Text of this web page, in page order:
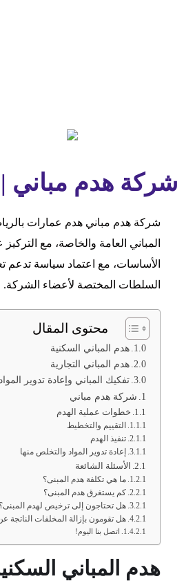
شركة هدم مباني
شركة هدم مباني هدم عمارات
المباني العامة والخاصة، مع
الأساسات، مع اعتماد سياسة تدعم
السلطات المختصة لأعضاء الشركة.
محتوى المقال
هدم المباني السكنية
هدم المباني التجارية
تفكيك المباني وإعادة تدوير
شركة هدم مباني
خطوات عملية الهدم
التقييم والتخطيط
تنفيذ الهدم
إعادة تدوير المواد والتخلص منها
الأسئلة الشائعة
ما هي تكلفة هدم المبنى؟
كم يستغرق هدم المبنى؟
هل تحتاجون إلى ترخيص لهدم المبنى؟
هل تقومون بإزالة المخلفات الناتجة
اتصل بنا اليوم!
هدم المباني